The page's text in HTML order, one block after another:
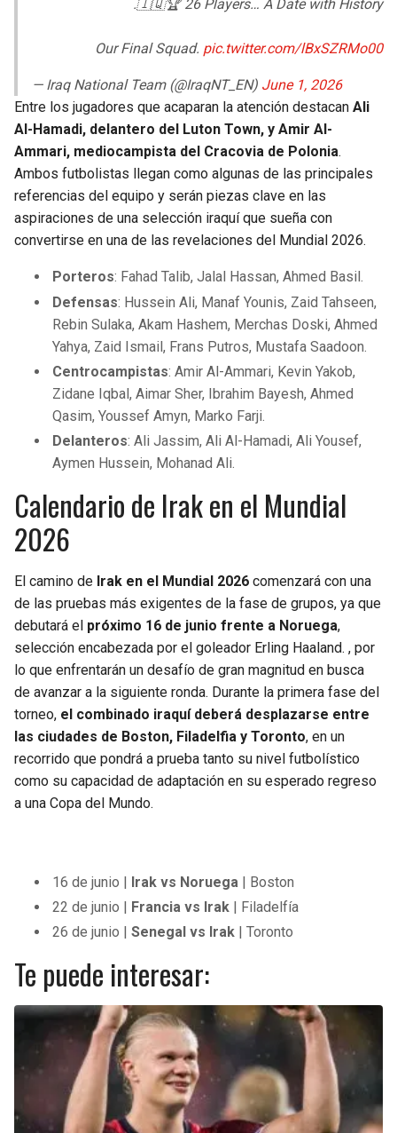
🇮🇶🏆 26 Players… A Date with History.
Our Final Squad. pic.twitter.com/lBxSZRMo00
— Iraq National Team (@IraqNT_EN) June 1, 2026
Entre los jugadores que acaparan la atención destacan Ali
Al-Hamadi, delantero del Luton Town, y Amir Al-
Ammari, mediocampista del Cracovia de Polonia.
Ambos futbolistas llegan como algunas de las principales
referencias del equipo y serán piezas clave en las
aspiraciones de una selección iraquí que sueña con
convertirse en una de las revelaciones del Mundial 2026.
Porteros: Fahad Talib, Jalal Hassan, Ahmed Basil.
Defensas: Hussein Ali, Manaf Younis, Zaid Tahseen,
Rebin Sulaka, Akam Hashem, Merchas Doski, Ahmed
Yahya, Zaid Ismail, Frans Putros, Mustafa Saadoon.
Centrocampistas: Amir Al-Ammari, Kevin Yakob,
Zidane Iqbal, Aimar Sher, Ibrahim Bayesh, Ahmed
Qasim, Youssef Amyn, Marko Farji.
Delanteros: Ali Jassim, Ali Al-Hamadi, Ali Yousef,
Aymen Hussein, Mohanad Ali.
Calendario de Irak en el Mundial
2026
El camino de Irak en el Mundial 2026 comenzará con una
de las pruebas más exigentes de la fase de grupos, ya que
debutará el próximo 16 de junio frente a Noruega,
selección encabezada por el goleador Erling Haaland. , por
lo que enfrentarán un desafío de gran magnitud en busca
de avanzar a la siguiente ronda. Durante la primera fase del
torneo, el combinado iraquí deberá desplazarse entre
las ciudades de Boston, Filadelfia y Toronto, en un
recorrido que pondrá a prueba tanto su nivel futbolístico
como su capacidad de adaptación en su esperado regreso
a una Copa del Mundo.
16 de junio | Irak vs Noruega | Boston
22 de junio | Francia vs Irak | Filadelfía
26 de junio |Senegal vs Irak | Toronto
Te puede interesar: